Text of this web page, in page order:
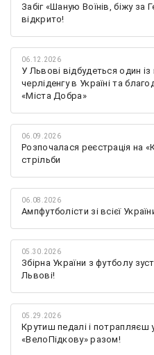
Забіг «Шаную Воїнів, біжу за
відкрито!
06.12.2026
У Львові відбудеться один із
черліденгу в Україні та
«Міста Добра»
06.09.2026
Розпочалася реєстрація на
стрільби
06.08.2026
Ампфутболісти зі всієї
05.30.2026
Збірна України з футболу
Львові!
05.29.2026
Крутиш педалі і потрапляєш
«ВелоПідкову» разом!